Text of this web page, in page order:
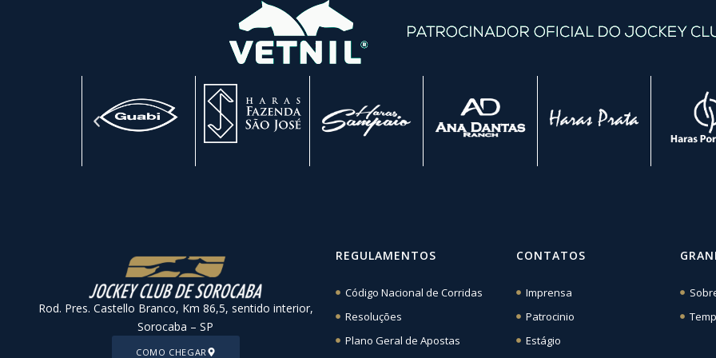
Rod. Pres. Castello Branco, Km 86,5, sentido interior,
Sorocaba – SP
COMO CHEGAR
REGULAMENTOS
Código Nacional de Corridas
Resoluções
Plano Geral de Apostas
CONTATOS
Imprensa
Patrocinio
Estágio